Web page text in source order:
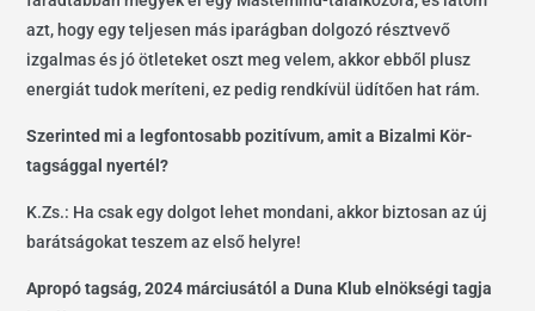
azt, hogy egy teljesen más iparágban dolgozó résztvevő
izgalmas és jó ötleteket oszt meg velem, akkor ebből plusz
energiát tudok meríteni, ez pedig rendkívül üdítően hat rám.
Szerinted mi a legfontosabb pozitívum, amit a Bizalmi Kör-
tagsággal nyertél?
K.Zs.: Ha csak egy dolgot lehet mondani, akkor biztosan az új
barátságokat teszem az első helyre!
Apropó tagság, 2024 márciusától a Duna Klub elnökségi tagja